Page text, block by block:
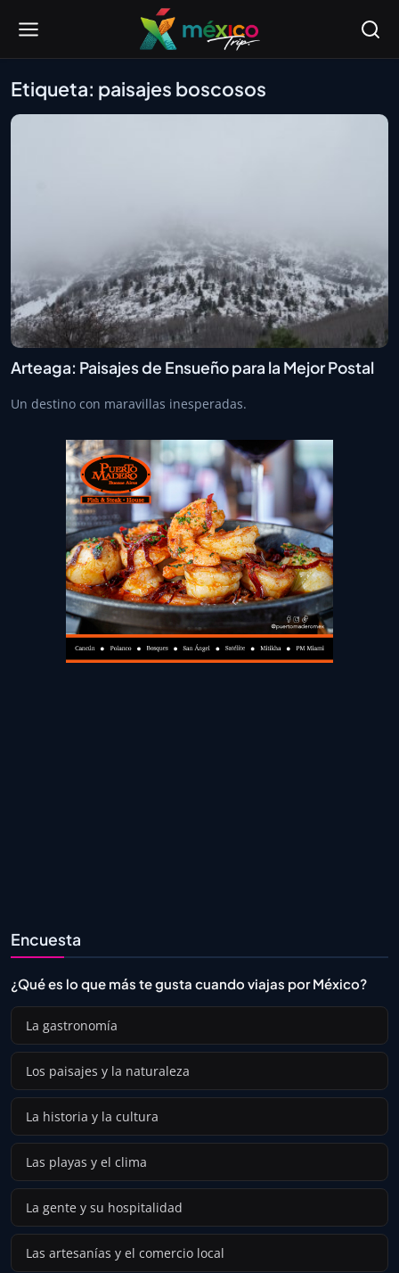
Etiqueta: paisajes boscosos
Arteaga: Paisajes de Ensueño para la Mejor Postal
Un destino con maravillas inesperadas.
Encuesta
¿Qué es lo que más te gusta cuando viajas por México?
La gastronomía
Los paisajes y la naturaleza
La historia y la cultura
Las playas y el clima
La gente y su hospitalidad
Las artesanías y el comercio local